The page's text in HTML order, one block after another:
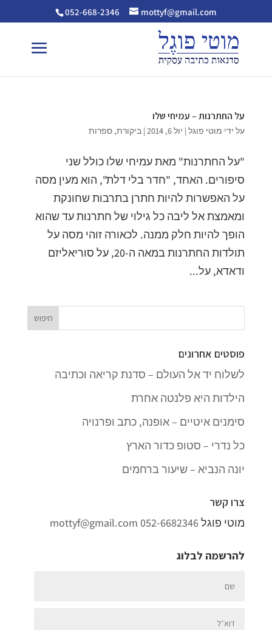
052-668-2346 mottyf@gmail.com
על החתרנות – עמיחי שלו
על ידי מוטי פוגל| יול 6, 2014 | ביקורת, ספרות
"על החתרנות" מאת עמיחי שלו כולל שני
סיפורים. האחד, "חדר בלי דלת", הוא מעין מסה
על האפשרות להיות חתרן בתרבות שחונקת
ומאמצת אל ליבה כל גילוי של חתרנות עד שהוא
הופך להיות חלק ממנה. לכאורה זוהי מסה על
תולדות החתרנות במאה ה-20, על סוריאליזם
ודאדא, על...
פוסטים אחרונים
לשלוח יד אל העולם – סדנת קריאה וכתיבה
הילדות היא פלנטה אחרת
סימנים איטיים – אופנה, כתב ופרנויה
כל נדרי – סטופ כדור הארץ
יונה הנביא – שיעור ברחמים
צרו קשר
מוטי פוגל052-6682346
mottyf@gmail.com
להרשמה לבלוג